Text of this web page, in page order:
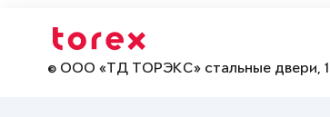
© ООО «ТД ТОРЭКС» стальные двери,